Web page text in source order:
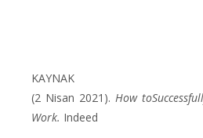
KAYNAK
(2 Nisan 2021). How
Work. Indeed